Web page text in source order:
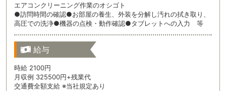
エアコンクリーニング作業のオシゴト
●訪問時間の確認●お部屋の養生、外装を分解し汚れの拭き取り、
高圧での洗浄●機器の点検・動作確認●タブレットへの入力 等
給与
時給 2100円
月収例 325500円+残業代
交通費全額支給 ※当社規定あり